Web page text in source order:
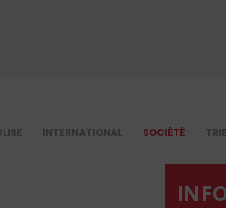
INTERNATIONAL SOCIÉTÉ